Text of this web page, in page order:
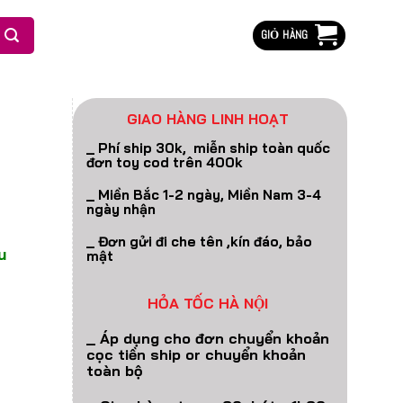
GIỎ HÀNG
GIAO HÀNG LINH HOẠT
_ Phí ship 30k, miễn ship toàn quốc
đơn toy cod trên 400k
_ Miền Bắc 1-2 ngày, Miền Nam 3-4
ngày nhận
_ Đơn gửi đi che tên ,kín đáo, bảo
mật
HỎA TỐC HÀ NỘI
_ Áp dụng cho đơn chuyển khoản
cọc tiền ship or chuyển khoản
toàn bộ